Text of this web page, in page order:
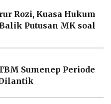
Rozi, Kuasa Hukum
Putusan MK soal
Sumenep Periode
Dilantik